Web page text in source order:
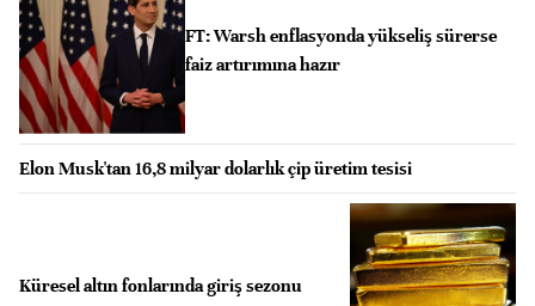
FT: Warsh enflasyonda yükseliş sürerse
faiz artırımına hazır
Elon Musk'tan 16,8 milyar dolarlık çip üretim tesisi
Küresel altın fonlarında giriş sezonu